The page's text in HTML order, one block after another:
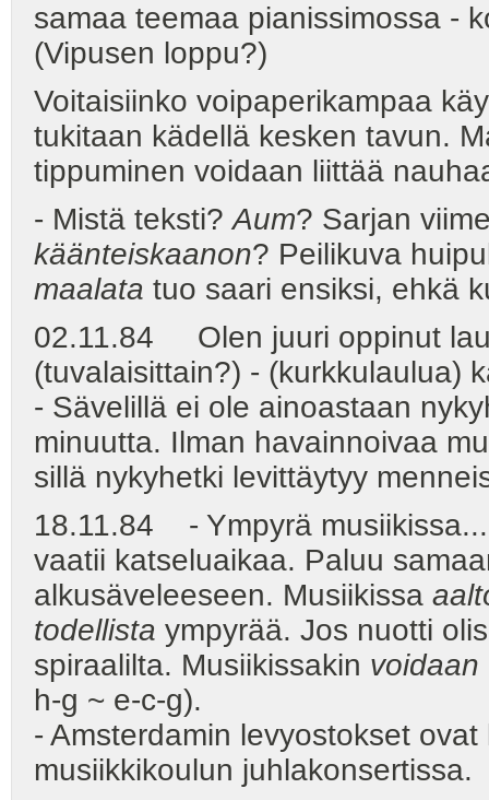
samaa teemaa pianissimossa -
(Vipusen loppu?)
Voitaisiinko voipaperikampaa
tukitaan kädellä kesken tavun.
tippuminen voidaan liittää
- Mistä teksti?Aum? Sarjan
käänteiskaanon? Peilikuva
maalata tuo saari ensiksi, ehkä
02.11.84 Olen juuri oppinut
(tuvalaisittain?) - (kurkkulaulua)
- Sävelillä ei ole ainoastaan
minuutta. Ilman havainnoivaa
sillä nykyhetki levittäytyy
18.11.84 - Ympyrä
vaatii katseluaikaa. Paluu
alkusäveleeseen. Musiikissa
todellista ympyrää. Jos nuotti
spiraalilta. Musiikissakin voidaan
h-g ~ e-c-g).
- Amsterdamin levyostokset
musiikkikoulun juhlakonsertissa.